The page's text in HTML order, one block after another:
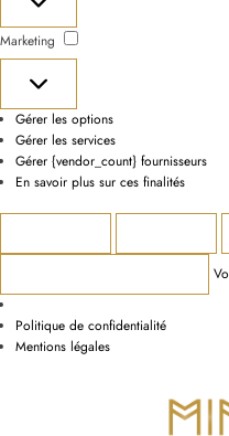
Marketing
Gérer les options
Gérer les services
Gérer {vendor_count} fournisseurs
En savoir plus sur ces finalités
Politique de confidentialité
Mentions légales